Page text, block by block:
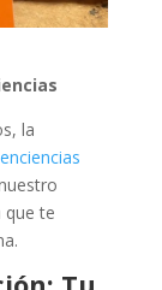
la
que te